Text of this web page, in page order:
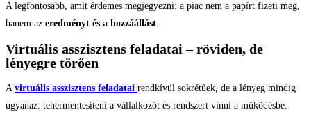
A legfontosabb, amit érdemes megjegyezni: a piac nem a papírt fizeti meg,
hanem az eredményt és a hozzáállást.
Virtuális asszisztens feladatai – röviden, de
lényegre törően
A virtuális asszisztens feladatai rendkívül sokrétűek, de a lényeg mindig
ugyanaz: tehermentesíteni a vállalkozót és rendszert vinni a működésbe.